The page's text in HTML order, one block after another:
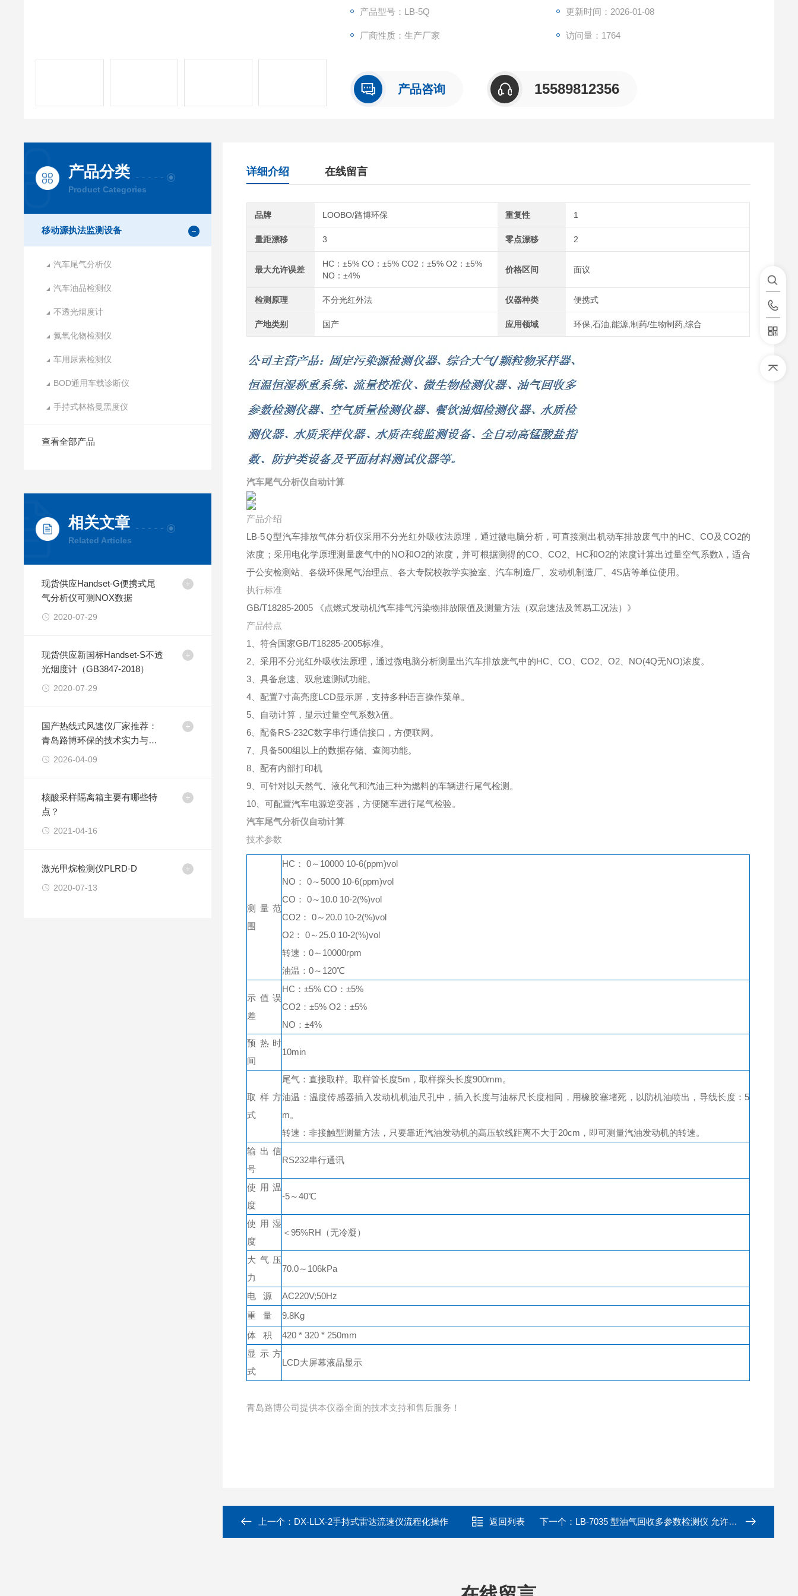
产品型号：LB-5Q 更新时间：2026-01-08
厂商性质：生产厂家 访问量：1764
产品咨询 15589812356
产品分类
Product Categories
移动源执法监测设备
汽车尾气分析仪
汽车油品检测仪
不透光烟度计
氮氧化物检测仪
车用尿素检测仪
BOD通用车载诊断仪
手持式林格曼黑度仪
查看全部产品
相关文章
Related Articles
现货供应Handset-G便携式尾
气分析仪可测NOX数据
2020-07-29
现货供应新国标Handset-S不透
光烟度计（GB3847-2018）
2020-07-29
国产热线式风速仪厂家推荐：
青岛路博环保的技术实力与产
品解析2026-04-09
核酸采样隔离箱主要有哪些特
点？
2021-04-16
激光甲烷检测仪PLRD-D
2020-07-13
详细介绍 在线留言
品牌 LOOBO/路博环保 重复性 1
量距漂移 3 零点漂移 2
最大允许误差
HC：±5% CO：±5% CO2：±5% O2：±5%
NO：±4%
价格区间 面议
检测原理 不分光红外法 仪器种类 便携式
产地类别 国产 应用领域 环保,石油,能源,制药/生物制药,综合
汽车尾气分析仪自动计算
产品介绍
LB-5Ｑ型汽车排放气体分析仪采用不分光红外吸收法原理，通过微电脑分析，可直接测出机动车排放废气中的HC、CO及CO2的
浓度；采用电化学原理测量废气中的NO和O2的浓度，并可根据测得的CO、CO2、HC和O2的浓度计算出过量空气系数λ，适合
于公安检测站、各级环保尾气治理点、各大专院校教学实验室、汽车制造厂、发动机制造厂、4S店等单位使用。
执行标准
GB/T18285-2005 《点燃式发动机汽车排气污染物排放限值及测量方法（双怠速法及简易工况法）》
产品特点
1、符合国家GB/T18285-2005标准。
2、采用不分光红外吸收法原理，通过微电脑分析测量出汽车排放废气中的HC、CO、CO2、O2、NO(4Q无NO)浓度。
3、具备怠速、双怠速测试功能。
4、配置7寸高亮度LCD显示屏，支持多种语言操作菜单。
5、自动计算，显示过量空气系数λ值。
6、配备RS-232C数字串行通信接口，方便联网。
7、具备500组以上的数据存储、查阅功能。
8、配有内部打印机
9、可针对以天然气、液化气和汽油三种为燃料的车辆进行尾气检测。
10、可配置汽车电源逆变器，方便随车进行尾气检验。
汽车尾气分析仪自动计算
技术参数
测量范
围
HC： 0～10000 10-6(ppm)vol
NO： 0～5000 10-6(ppm)vol
CO： 0～10.0 10-2(%)vol
CO2： 0～20.0 10-2(%)vol
O2： 0～25.0 10-2(%)vol
转速：0～10000rpm
油温：0～120℃
示值误
差
HC：±5% CO：±5%
CO2：±5% O2：±5%
NO：±4%
预热时
间
10min
取样方
式
尾气：直接取样。取样管长度5m，取样探头长度900mm。
油温：温度传感器插入发动机机油尺孔中，插入长度与油标尺长度相同，用橡胶塞堵死，以防机油喷出，导线长度：5
m。
转速：非接触型测量方法，只要靠近汽油发动机的高压软线距离不大于20cm，即可测量汽油发动机的转速。
输出信
号
RS232串行通讯
使用温
度
-5～40℃
使用湿
度
＜95%RH（无冷凝）
大气压
力
70.0～106kPa
电 源
AC220V;50Hz
重 量
9.8Kg
体 积
420 * 320 * 250mm
显示方
式
LCD大屏幕液晶显示
青岛路博公司提供本仪器全面的技术支持和售后服务！
上一个： DX-LLX-2手持式雷达流速仪流程化操作 返回列表 下一个： LB-7035 型油气回收多参数检测仪 允许压力衰减